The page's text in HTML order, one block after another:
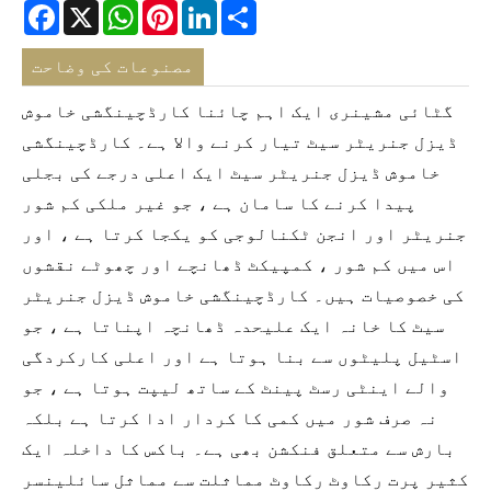
Facebook
X WhatsApp
PinterestLinkedIn
مصنوعات کی وضاحت
گٹائی مشینری ایک اہم چائنا کارڈچینگشی خاموش
ڈیزل جنریٹر سیٹ تیار کرنے والا ہے۔ کارڈچینگشی
خاموش ڈیزل جنریٹر سیٹ ایک اعلی درجے کی بجلی
پیدا کرنے کا سامان ہے ، جو غیر ملکی کم شور
جنریٹر اور انجن ٹکنالوجی کو یکجا کرتا ہے ، اور
اس میں کم شور ، کمپیکٹ ڈھانچے اور چھوٹے نقشوں
کی خصوصیات ہیں۔ کارڈچینگشی خاموش ڈیزل جنریٹر
سیٹ کا خانہ ایک علیحدہ ڈھانچہ اپناتا ہے ، جو
اسٹیل پلیٹوں سے بنا ہوتا ہے اور اعلی کارکردگی
والے اینٹی رسٹ پینٹ کے ساتھ لیپت ہوتا ہے ، جو
نہ صرف شور میں کمی کا کردار ادا کرتا ہے بلکہ
بارش سے متعلق فنکشن بھی ہے۔ باکس کا داخلہ ایک
کثیر پرت رکاوٹ رکاوٹ مماثلت سے مماثل سائلینسر